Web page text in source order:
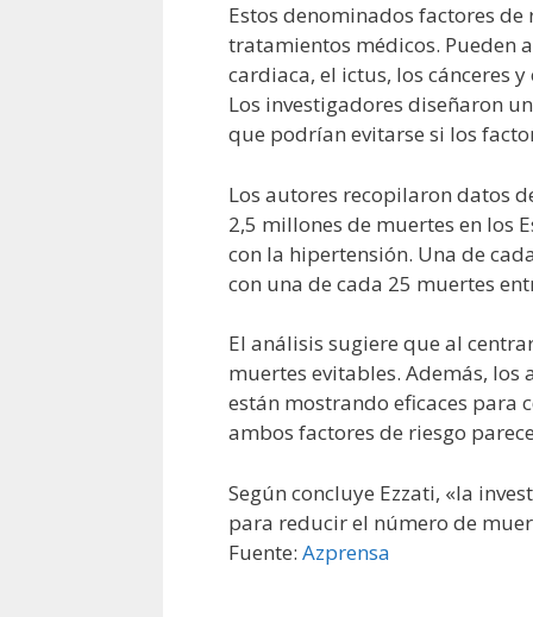
Estos denominados factores
tratamientos médicos. Pueden
cardiaca, el ictus, los cánceres
Los investigadores diseñaron
que podrían evitarse si los
Los autores recopilaron datos
2,5 millones de muertes en los
con la hipertensión. Una de
con una de cada 25 muertes
El análisis sugiere que al
muertes evitables. Además,
están mostrando eficaces para
ambos factores de riesgo
Según concluye Ezzati, «la
para reducir el número de
Fuente: Azprensa